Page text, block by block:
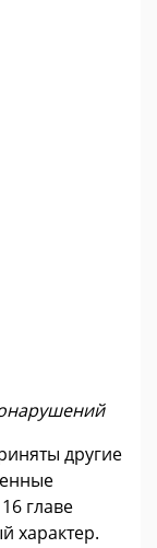
другие
главе
характер.